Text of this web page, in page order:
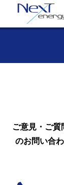
ご意見・ご質
のお問い合